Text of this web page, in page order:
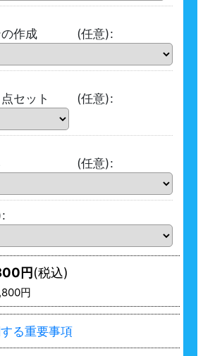
ンの作成 (任意):
点セット (任意):
成する (任意):
:
円(税込)
円
る重要事項